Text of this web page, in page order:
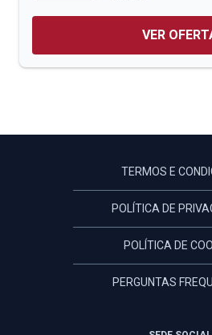
VER
TERMOS E
POLÍTICA DE
POLÍTICA DE
PERGUNTAS